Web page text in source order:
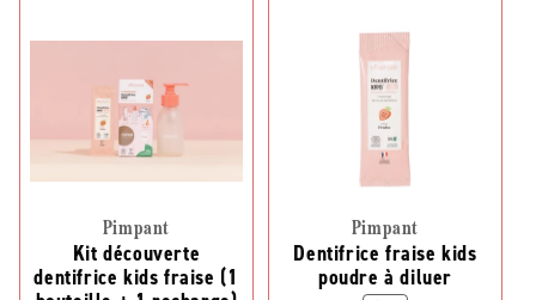
Pimpant
Kit découverte
dentifrice kids fraise (1
Pimpant
Dentifrice fraise kids
poudre à diluer